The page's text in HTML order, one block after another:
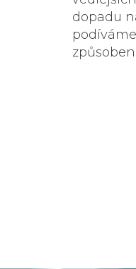
dopadu